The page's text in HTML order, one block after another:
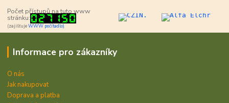
Počet přístupů na tuto www
stránku:
(zajišťujeWWW počítadlo)
Informace pro zákazníky
O nás
Jak nakupovat
Doprava a platba